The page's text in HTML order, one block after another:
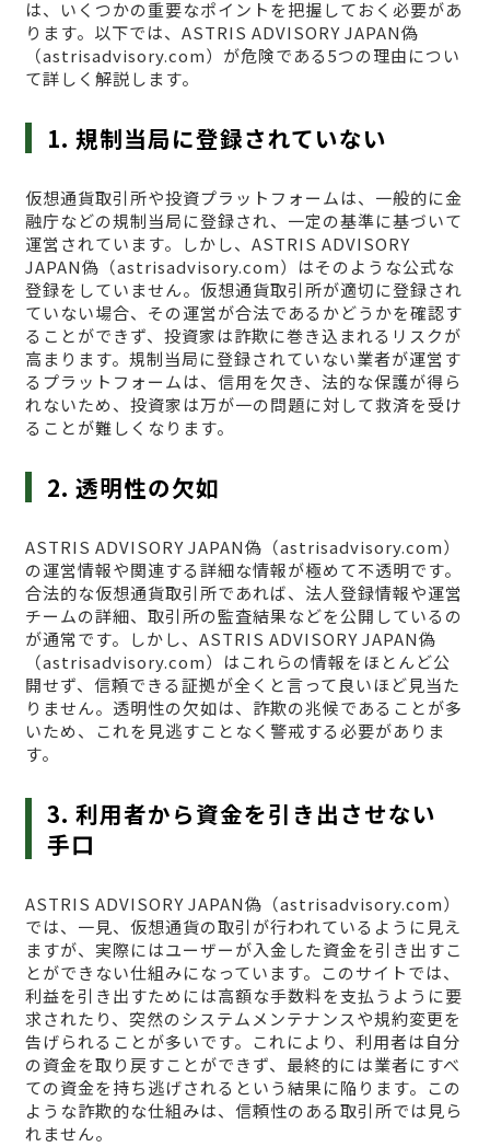
は、いくつかの重要なポイントを把握しておく必要があ
ります。以下では、ASTRIS ADVISORY JAPAN偽
（astrisadvisory.com）が危険である5つの理由につい
て詳しく解説します。
1. 規制当局に登録されていない
仮想通貨取引所や投資プラットフォームは、一般的に金
融庁などの規制当局に登録され、一定の基準に基づいて
運営されています。しかし、ASTRIS ADVISORY
JAPAN偽（astrisadvisory.com）はそのような公式な
登録をしていません。仮想通貨取引所が適切に登録され
ていない場合、その運営が合法であるかどうかを確認す
ることができず、投資家は詐欺に巻き込まれるリスクが
高まります。規制当局に登録されていない業者が運営す
るプラットフォームは、信用を欠き、法的な保護が得ら
れないため、投資家は万が一の問題に対して救済を受け
ることが難しくなります。
2. 透明性の欠如
ASTRIS ADVISORY JAPAN偽（astrisadvisory.com）
の運営情報や関連する詳細な情報が極めて不透明です。
合法的な仮想通貨取引所であれば、法人登録情報や運営
チームの詳細、取引所の監査結果などを公開しているの
が通常です。しかし、ASTRIS ADVISORY JAPAN偽
（astrisadvisory.com）はこれらの情報をほとんど公
開せず、信頼できる証拠が全くと言って良いほど見当た
りません。透明性の欠如は、詐欺の兆候であることが多
いため、これを見逃すことなく警戒する必要がありま
す。
3. 利用者から資金を引き出させない
手口
ASTRIS ADVISORY JAPAN偽（astrisadvisory.com）
では、一見、仮想通貨の取引が行われているように見え
ますが、実際にはユーザーが入金した資金を引き出すこ
とができない仕組みになっています。このサイトでは、
利益を引き出すためには高額な手数料を支払うように要
求されたり、突然のシステムメンテナンスや規約変更を
告げられることが多いです。これにより、利用者は自分
の資金を取り戻すことができず、最終的には業者にすべ
ての資金を持ち逃げされるという結果に陥ります。この
ような詐欺的な仕組みは、信頼性のある取引所では見ら
れません。